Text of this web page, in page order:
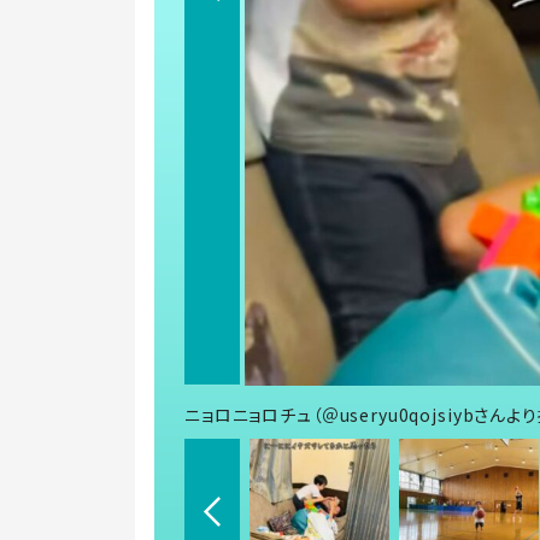
ニョロニョロチュ（＠useryu0qojsiybさんより